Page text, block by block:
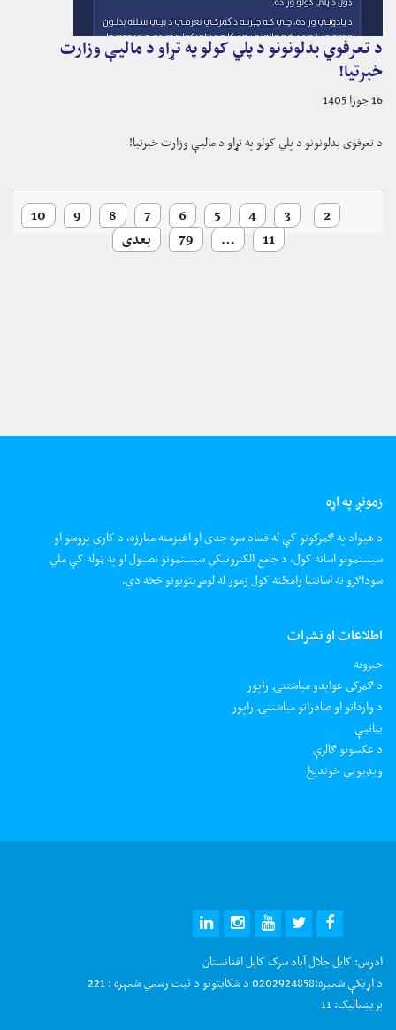
د تعرفوي بدلونونو د پلي کولو په تړاو د ماليې وزارت
خبرتیا!
16 جوزا 1405
د تعرفوي بدلونونو د پلي کولو په تړاو د ماليې وزارت خبرتیا!
2
3
4
5
6
7
8
9
10
11
…
79 بعدی
زمونږ په اړه
د هیواد په ګمرکونو کې له فساد سره جدي او اغیزمنه مبارزه، د کاري پروسو او
سیستمونو اسانه کول، د جامع الکترونیکي سیستمونو نصبول او په ټوله کې ملي
سوداګرو ته اسانتیا رامځته کول زموږ له لومړیتوبونو څخه دي.
اطلاعات او نشرات
خبرونه
د ګمرکي عوایدو میاشتنۍ راپور
د وارداتو او صادراتو میاشتنۍ راپور
بیانیې
د عکسونو ګالرې
ويډيويي خونديځ
ادرس:کابل جلال آباد سرک کابل افغانستان
د اړیکې شمیره:0202924858 د شکایتونو د ثبت رسمي شمېره : 221
بریښنالیک: